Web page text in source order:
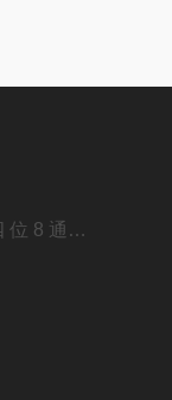
（上样阀）四 位 8 通高压进样阀组